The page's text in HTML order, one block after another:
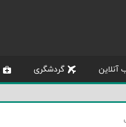
آنلاین گردشگری